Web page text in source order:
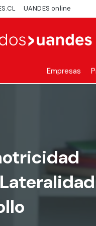
UANDES online
Empresas